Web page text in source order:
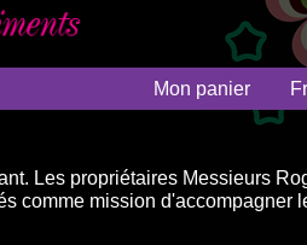
Mon panier
Les propriétaires Messieurs
comme mission d'accompagner